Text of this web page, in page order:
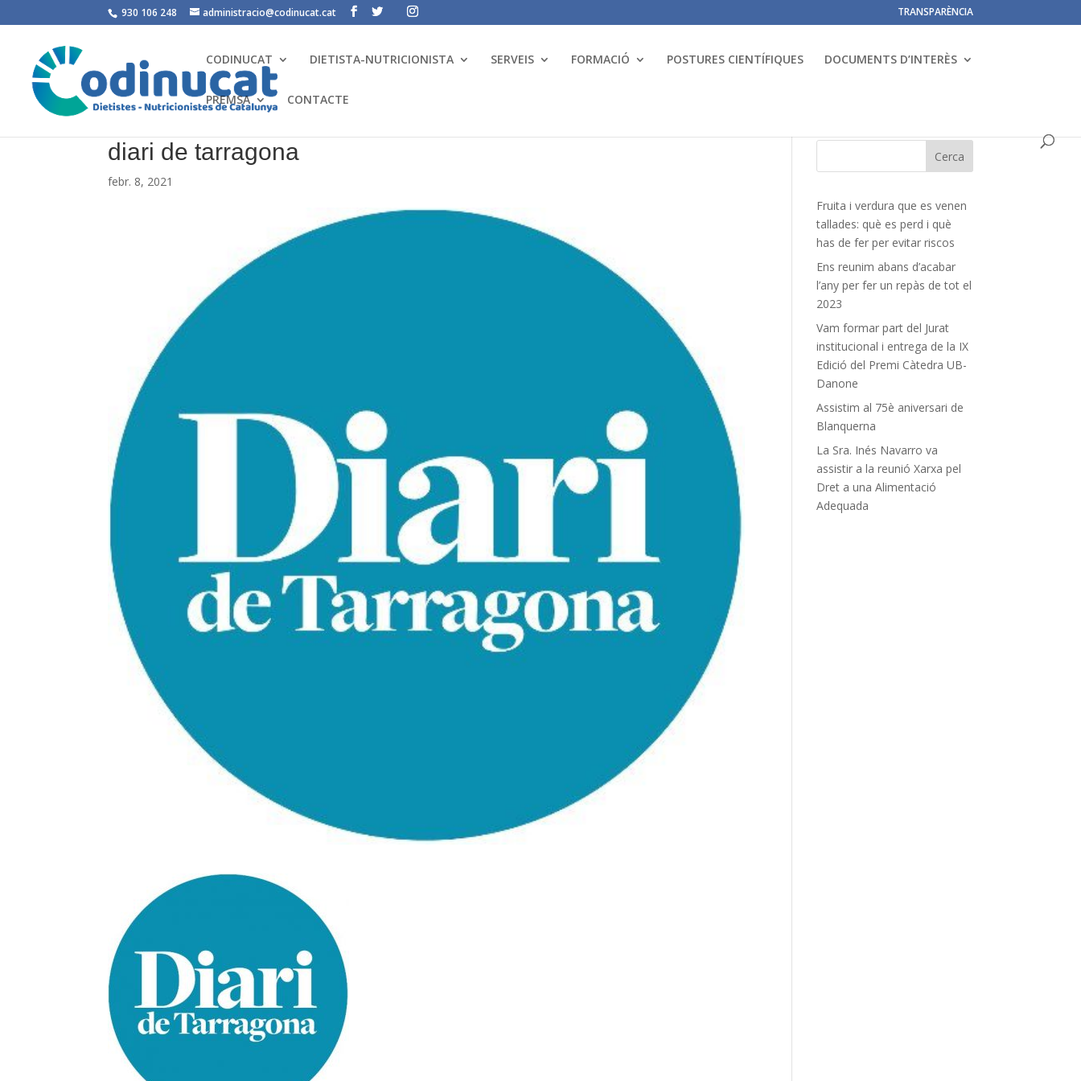
930 106 248 administracio@codinucat.cat TRANSPARÈNCIA
CODINUCAT DIETISTA-NUTRICIONISTA SERVEIS FORMACIÓ POSTURES CIENTÍFIQUES DOCUMENTS D’INTERÈS
PREMSA CONTACTE
diari de tarragona
febr. 8, 2021
Fruita i verdura que es venen
tallades: què es perd i què
has de fer per evitar riscos
Ens reunim abans d’acabar
l’any per fer un repàs de tot el
2023
Vam formar part del Jurat
institucional i entrega de la IX
Edició del Premi Càtedra UB-
Danone
Assistim al 75è aniversari de
Blanquerna
La Sra. Inés Navarro va
assistir a la reunió Xarxa pel
Dret a una Alimentació
Adequada